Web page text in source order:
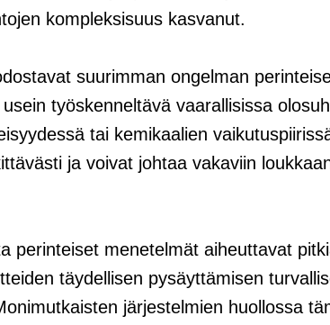
kompleksisuus kasvanut.
suurimman ongelman
työskenneltävä vaarallisissa
tai kemikaalien
ja voivat johtaa vakaviin
perinteiset menetelmät aiheuttavat
täydellisen pysäyttämisen
järjestelmien huollossa